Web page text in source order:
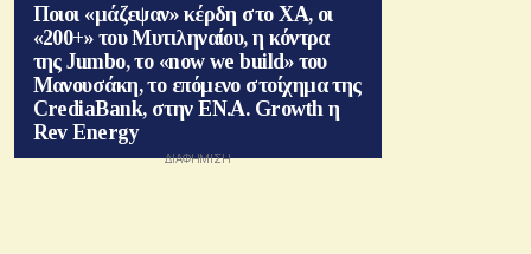
Ποιοι «μάζεψαν» κέρδη στο ΧΑ, οι
«200+» του Μυτιληναίου, η κόντρα
της Jumbo, το «now we build» του
Μανουσάκη, το επόμενο στοίχημα της
CrediaBank, στην ΕΝ.Α. Growth η
Rev Energy